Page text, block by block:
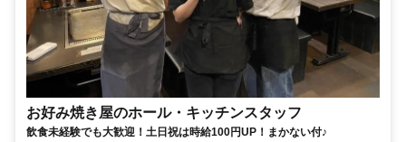
お好み焼き屋のホール・キッチンスタッフ
飲食未経験でも大歓迎！土日祝は時給100円UP！まかない付♪